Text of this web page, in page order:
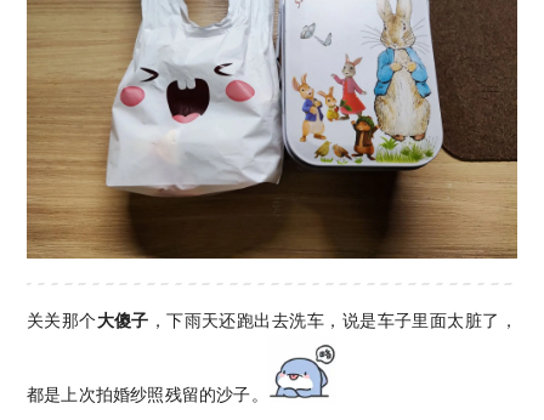
关关那个大傻子 ，下雨天还跑出去洗车，说是车子里面太脏了，
都是上次拍婚纱照残留的沙子。